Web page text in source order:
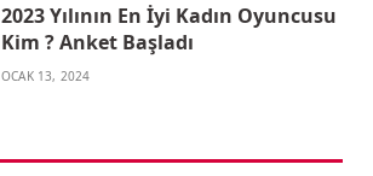
2023 Yılının En İyi Kadın Oyuncusu
Kim ? Anket Başladı
OCAK 13, 2024